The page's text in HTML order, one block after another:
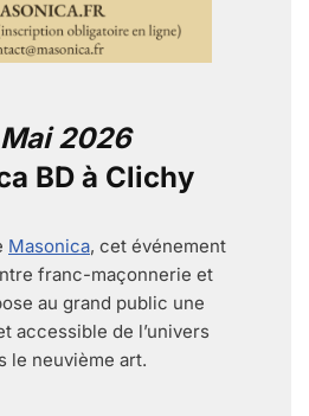
2026
BD à Clichy
Masonica, cet événement
franc-maçonnerie et
au grand public une
accessible de l’univers
le neuvième art.